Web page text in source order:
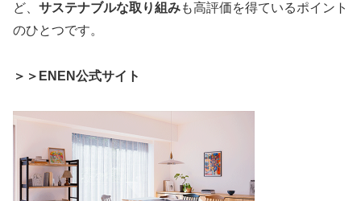
ど、 サステナブルな取り組みも高評価を得ているポイント
のひとつです。
＞＞ENEN公式サイト